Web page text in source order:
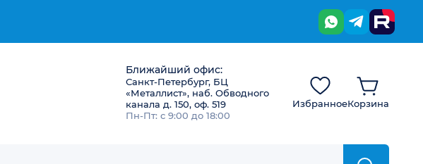
Ближайший офис:
Санкт-Петербург, БЦ
«Металлист», наб. Обводного
канала д. 150, оф. 519
Пн-Пт: с 9:00 до 18:00
ИзбранноеКорзина